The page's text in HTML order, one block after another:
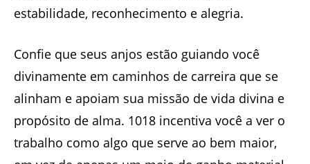
estabilidade, reconhecimento e alegria.
Confie que seus anjos estão guiando você
divinamente em caminhos de carreira que se
alinham e apoiam sua missão de vida divina e
propósito de alma. 1018 incentiva você a ver o
trabalho como algo que serve ao bem maior,